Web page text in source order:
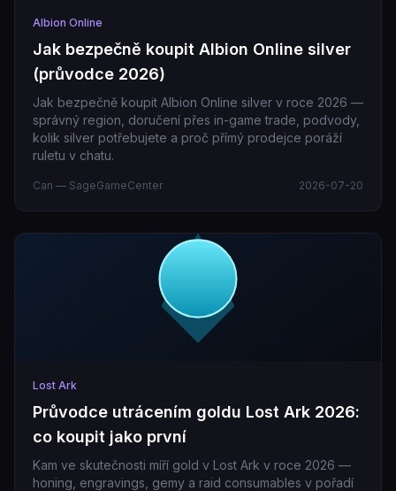
Albion Online
Jak bezpečně koupit Albion Online silver
(průvodce 2026)
Jak bezpečně koupit Albion Online silver v roce 2026 —
správný region, doručení přes in-game trade, podvody,
kolik silver potřebujete a proč přímý prodejce poráží
ruletu v chatu.
Can — SageGameCenter 2026-07-20
Lost Ark
Průvodce utrácením goldu Lost Ark 2026:
co koupit jako první
Kam ve skutečnosti míří gold v Lost Ark v roce 2026 —
honing, engravings, gemy a raid consumables v pořadí